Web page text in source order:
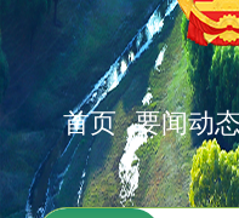
首页 要闻动